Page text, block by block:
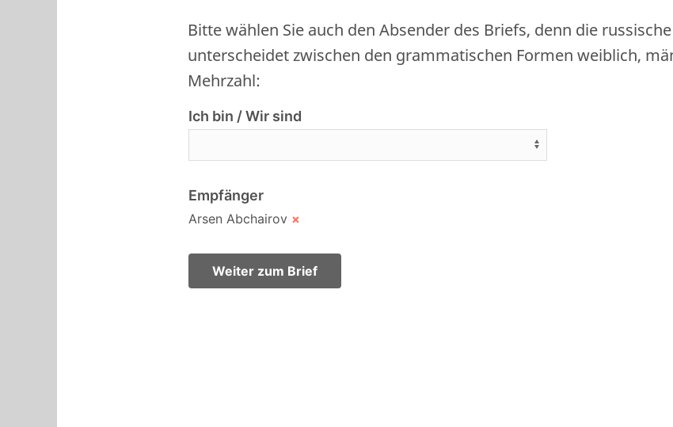
Bitte wählen Sie auch den Absender des Briefs, denn die
unterscheidet zwischen den grammatischen Formen weiblich,
Mehrzahl:
Ich bin / Wir sind
Empfänger
Arsen Abchairov ×
Weiter zum Brief